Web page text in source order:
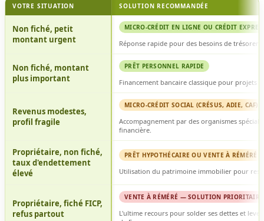
VOTRE SITUATION SOLUTION RECOMMANDÉE
Non fiché, petit
montant urgent
MICRO-CRÉDIT EN LIGNE OU CRÉDIT
Réponse rapide pour des besoins de
Non fiché, montant
plus important
PRÊT PERSONNEL RAPIDE
Financement bancaire classique pour projets
Revenus modestes,
profil fragile
MICRO-CRÉDIT SOCIAL (CRÉSUS, ADIE, CAF)
Accompagnement par des organismes
financière.
Propriétaire, non fiché,
taux d'endettement
élevé
PRÊT HYPOTHÉCAIRE OU VENTE À RÉMÉRÉ
Utilisation du patrimoine immobilier pour
Propriétaire, fiché FICP,
refus partout
VENTE À RÉMÉRÉ — SOLUTION PRIORITAIRE
L'ultime recours pour solder ses dettes et